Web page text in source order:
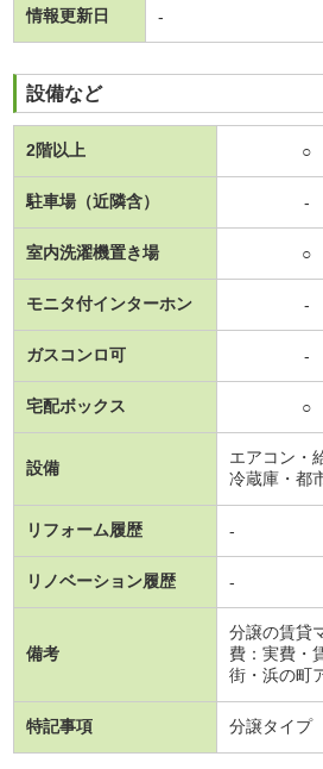
情報更新日 -
設備など
2階以上 ○
駐車場（近隣含） -
室内洗濯機置き場 ○
モニタ付インターホン -
ガスコンロ可 -
宅配ボックス ○
設備
エアコン・
冷蔵庫・都
リフォーム履歴 -
リノベーション履歴 -
備考
分譲の賃貸
費：実費・
街・浜の町
特記事項 分譲タイプ